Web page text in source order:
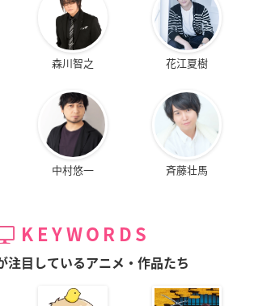
森川智之 花江夏樹
中村悠一 斉藤壮馬
KEYWORDS
注目しているアニメ・作品たち